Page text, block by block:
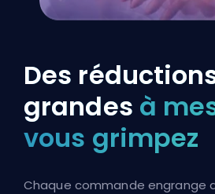
Des
grandes à
vous grimpez
Chaque commande engrange